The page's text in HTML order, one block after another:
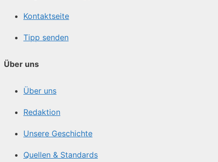
Kontaktseite
Tipp senden
Über uns
Über uns
Redaktion
Unsere Geschichte
Quellen & Standards